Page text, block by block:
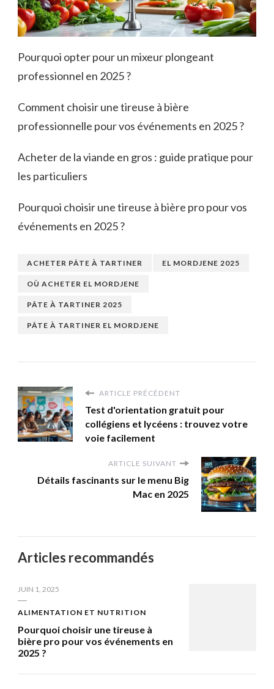
Pourquoi opter pour un mixeur plongeant
professionnel en 2025 ?
Comment choisir une tireuse à bière
professionnelle pour vos événements en 2025 ?
Acheter de la viande en gros : guide pratique pour
les particuliers
Pourquoi choisir une tireuse à bière pro pour vos
événements en 2025 ?
ACHETER PÂTE À TARTINER EL MORDJENE 2025
OÙ ACHETER EL MORDJENE
PÂTE À TARTINER 2025
PÂTE À TARTINER EL MORDJENE
ARTICLE PRÉCÉDENT
Test d'orientation gratuit pour
collégiens et lycéens : trouvez votre
voie facilement
ARTICLE SUIVANT
Détails fascinants sur le menu Big
Mac en 2025
Articles recommandés
JUIN 1, 2025
ALIMENTATION ET NUTRITION
Pourquoi choisir une tireuse à
bière pro pour vos événements en
2025 ?